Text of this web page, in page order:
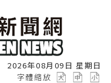
2026年08月09日 星期日
字體縮放